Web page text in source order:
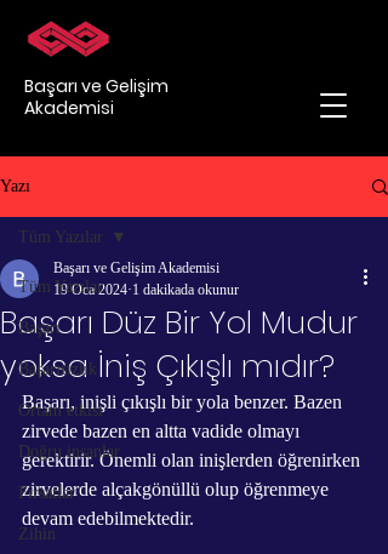
Başarı ve Gelişim
Akademisi
Yazı
Tüm Yazılar
Başarı
Başarısızlık
Ortam etkisi
Doğru insanlar
Fırsatlar
Zihin
Tüm Yazılar
Başarı Düz Bir Yol Mudur
yoksa İniş Çıkışlı mıdır?
Başarı ve Gelişim Akademisi
19 Oca 2024 1 dakikada okunur
Başarı, inişli çıkışlı bir yola benzer. Bazen
zirvede bazen en altta vadide olmayı
gerektirir. Önemli olan inişlerden öğrenirken
zirvelerde alçakgönüllü olup öğrenmeye
devam edebilmektedir.